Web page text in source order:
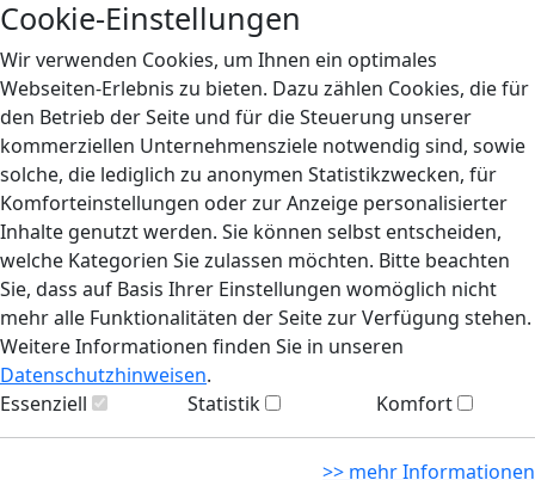
Cookie-Einstellungen
Wir verwenden Cookies, um Ihnen ein optimales
Webseiten-Erlebnis zu bieten. Dazu zählen Cookies, die für
den Betrieb der Seite und für die Steuerung unserer
kommerziellen Unternehmensziele notwendig sind, sowie
solche, die lediglich zu anonymen Statistikzwecken, für
Komforteinstellungen oder zur Anzeige personalisierter
Inhalte genutzt werden. Sie können selbst entscheiden,
welche Kategorien Sie zulassen möchten. Bitte beachten
Sie, dass auf Basis Ihrer Einstellungen womöglich nicht
mehr alle Funktionalitäten der Seite zur Verfügung stehen.
Weitere Informationen finden Sie in unseren
Datenschutzhinweisen.
Essenziell
Statistik Komfort
>> mehr Informationen